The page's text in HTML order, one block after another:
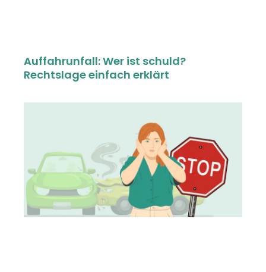
Auffahrunfall: Wer ist schuld?
Rechtslage einfach erklärt